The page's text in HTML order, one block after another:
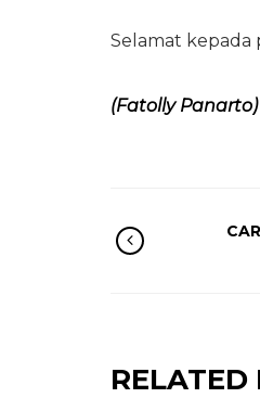
Selamat kepada
(Fatolly Panarto)
RELATED